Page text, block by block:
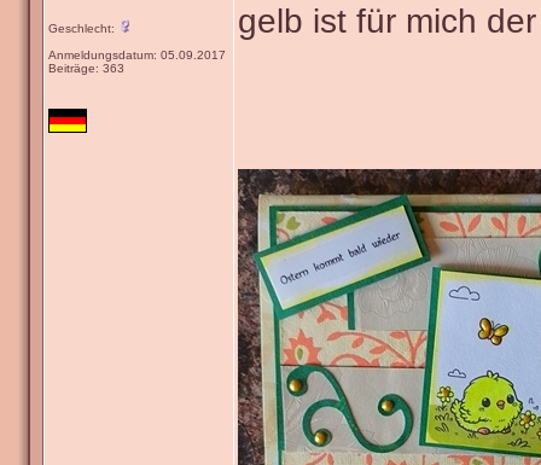
Geschlecht:
Anmeldungsdatum: 05.09.2017
Beiträge: 363
gelb ist für mich